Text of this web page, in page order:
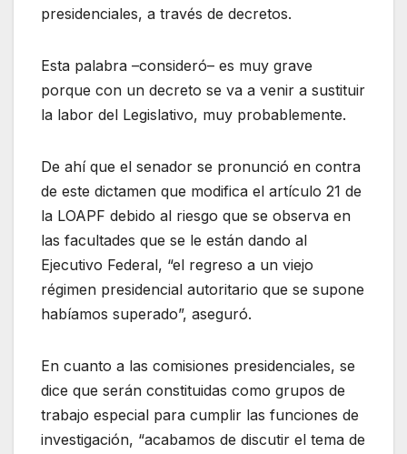
presidenciales, a través de decretos.
Esta palabra –consideró– es muy grave
porque con un decreto se va a venir a sustituir
la labor del Legislativo, muy probablemente.
De ahí que el senador se pronunció en contra
de este dictamen que modifica el artículo 21 de
la LOAPF debido al riesgo que se observa en
las facultades que se le están dando al
Ejecutivo Federal, “el regreso a un viejo
régimen presidencial autoritario que se supone
habíamos superado”, aseguró.
En cuanto a las comisiones presidenciales, se
dice que serán constituidas como grupos de
trabajo especial para cumplir las funciones de
investigación, “acabamos de discutir el tema de